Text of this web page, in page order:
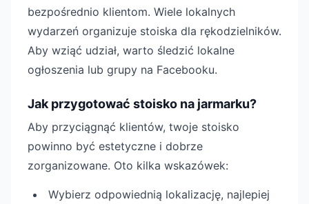
bezpośrednio klientom. Wiele lokalnych
wydarzeń organizuje stoiska dla rękodzielników.
Aby wziąć udział, warto śledzić lokalne
ogłoszenia lub grupy na Facebooku.
Jak przygotować stoisko na jarmarku?
Aby przyciągnąć klientów, twoje stoisko
powinno być estetyczne i dobrze
zorganizowane. Oto kilka wskazówek:
Wybierz odpowiednią lokalizację, najlepiej